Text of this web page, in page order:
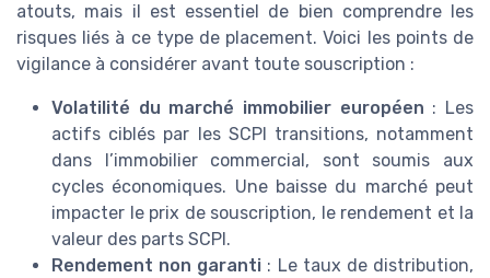
atouts, mais il est essentiel de bien comprendre les
risques liés à ce type de placement. Voici les points de
vigilance à considérer avant toute souscription :
Volatilité du marché immobilier européen : Les
actifs ciblés par les SCPI transitions, notamment
dans l’immobilier commercial, sont soumis aux
cycles économiques. Une baisse du marché peut
impacter le prix de souscription, le rendement et la
valeur des parts SCPI.
Rendement non garanti : Le taux de distribution,